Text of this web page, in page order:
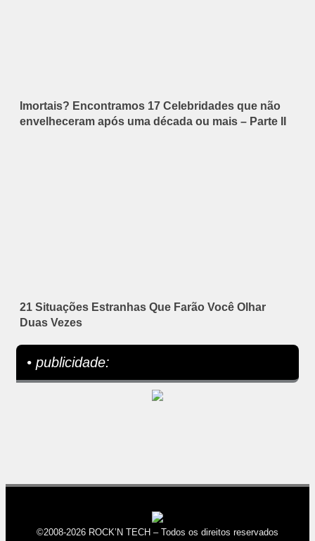
Imortais? Encontramos 17 Celebridades que não
envelheceram após uma década ou mais – Parte II
21 Situações Estranhas Que Farão Você Olhar
Duas Vezes
• publicidade:
©2008-2026 ROCK’N TECH – Todos os direitos reservados